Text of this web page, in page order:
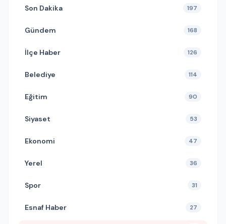
Son Dakika 197
Gündem 168
İlçe Haber 126
Belediye 114
Eğitim 90
Siyaset 53
Ekonomi 47
Yerel 36
Spor 31
Esnaf Haber 27